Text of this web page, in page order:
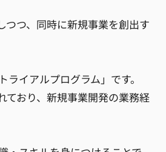
つ、同時に新規事業を創出す
イアルプログラム」です。
ており、新規事業開発の業務経